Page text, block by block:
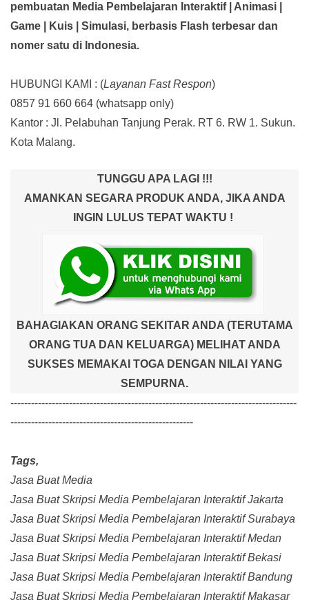
pembuatan Media Pembelajaran Interaktif| Animasi |
Game | Kuis | Simulasi, berbasis Flash terbesar dan
nomer satu di Indonesia.
HUBUNGI KAMI : (Layanan Fast Respon)
0857 91 660 664 (whatsapp only)
Kantor : Jl. Pelabuhan Tanjung Perak. RT 6. RW 1. Sukun.
Kota Malang.
TUNGGU APA LAGI !!!
AMANKAN SEGARA PRODUK ANDA, JIKA ANDA
INGIN LULUS TEPAT WAKTU !
BAHAGIAKAN ORANG SEKITAR ANDA (TERUTAMA
ORANG TUA DAN KELUARGA) MELIHAT ANDA
SUKSES MEMAKAI TOGA DENGAN NILAI YANG
SEMPURNA.
-----------------------------------------------------------------------------------
-----------------------------------------------------
Tags,
Jasa Buat Media
Jasa Buat Skripsi Media Pembelajaran Interaktif Jakarta
Jasa Buat Skripsi Media Pembelajaran Interaktif Surabaya
Jasa Buat Skripsi Media Pembelajaran Interaktif Medan
Jasa Buat Skripsi Media Pembelajaran Interaktif Bekasi
Jasa Buat Skripsi Media Pembelajaran Interaktif Bandung
Jasa Buat Skripsi Media Pembelajaran Interaktif Makasar